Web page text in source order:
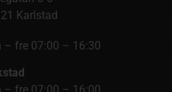
Karlstad
– fre 07:00 – 16:30